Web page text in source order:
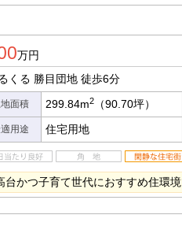
万円
くる 勝目団地 徒歩6分
面積 299.84m2 （90.70坪）
用途 住宅用地
台かつ子育て世代におすすめ住環境